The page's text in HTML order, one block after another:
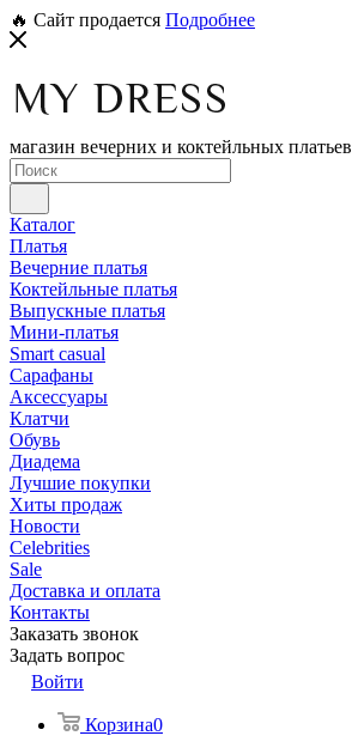
🔥 Сайт продается Подробнее
магазин вечерних и коктейльных платьев
Каталог
Платья
Вечерние платья
Коктейльные платья
Выпускные платья
Мини-платья
Smart casual
Сарафаны
Аксессуары
Клатчи
Обувь
Диадема
Лучшие покупки
Хиты продаж
Новости
Celebrities
Sale
Доставка и оплата
Контакты
Заказать звонок
Задать вопрос
Войти
Корзина0